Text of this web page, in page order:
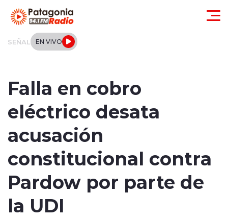
SEÑAL EN VIVO
Tendencias
Internacional
Deportes
Falla en cobro
eléctrico desata
acusación
constitucional contra
Pardow por parte de
la UDI